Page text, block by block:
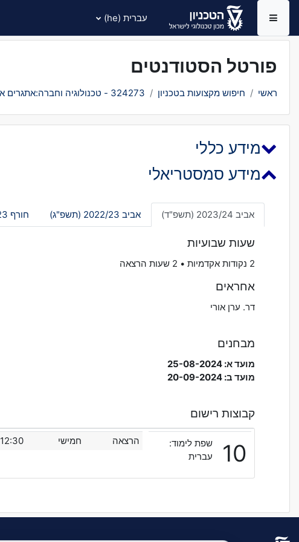
דילוג לתוכן הראשי
פורטל הסטודנטים
ראשי חיפוש מקצועות בטכניון 324273 - טכנולוגיה וחברה:אתגרים אתיים
מידע כללי
מידע סמסטריאלי
אביב 2023/24 (תשפ"ד) אביב 2022/23 (תשפ"ג) חורף 2022/23 (תשפ"ג)
שעות שבועיות
2 נקודות אקדמיות • 2 שעות הרצאה
אחראים
דר. ערן אורי
מבחנים
מועד א: 25-08-2024
מועד ב: 20-09-2024
קבוצות רישום
10
שפת לימוד:
עברית
הרצאה חמישי 12:30 - 14:30
חלון סקירה צדדי עברית ‎(he)‎